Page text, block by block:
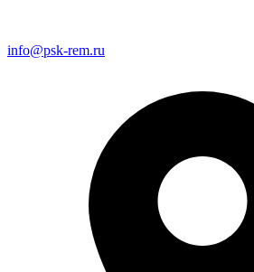
info@psk-rem.ru